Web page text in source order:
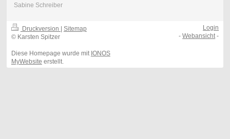
Sabine Schreiber
Druckversion | Sitemap
© Karsten Spitzer
Diese Homepage wurde mit IONOS
MyWebsite erstellt.
Login
-Webansicht -